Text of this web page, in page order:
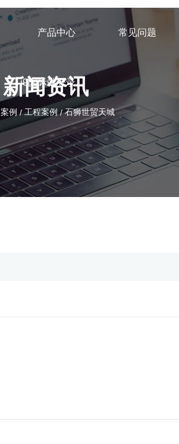
产品中心 常见问题
j9国际站登录
新闻资讯
案例 /工程案例 /石狮世贸天城